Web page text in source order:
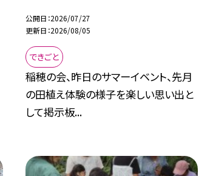
公開日 2026/07/27
更新日 2026/08/05
できごと
稲穂の会、昨日のサマーイベント、先月
の田植え体験の様子を楽しい思い出と
して掲示板...